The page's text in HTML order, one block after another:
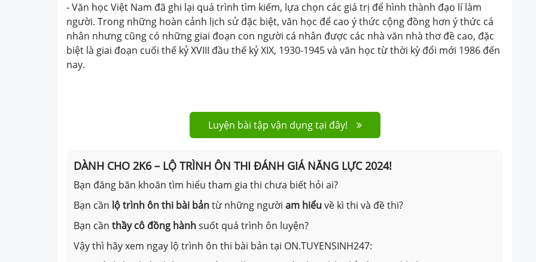
- Văn học Việt Nam đã ghi lại quá trình tìm kiếm, lựa chọn các giá trị để hình thành đạo lí làm
người. Trong những hoàn cảnh lịch sử đặc biệt, văn học để cao ý thức cộng đồng hơn ý thức cá
nhân nhưng cũng có những giai đoạn con người cá nhân được các nhà văn nhà thơ đề cao, đặc
biệt là giai đoạn cuối thế kỷ XVIII đầu thế kỷ XIX, 1930-1945 và văn học từ thời kỳ đổi mới 1986 đến
nay.
Luyện bài tập vận dụng tại đây!
DÀNH CHO 2K6 – LỘ TRÌNH ÔN THI ĐÁNH GIÁ NĂNG LỰC 2024!
Bạn đăng băn khoăn tìm hiểu tham gia thi chưa biết hỏi ai?
Bạn cần lộ trình ôn thi bài bảntừ những người am hiểuvề kì thi và đề thi?
Bạn cần thầy cô đồng hànhsuốt quá trình ôn luyện?
Vậy thì hãy xem ngay lộ trình ôn thi bài bản tại ON.TUYENSINH247: